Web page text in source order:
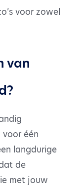
voor zowel
van
één
langdurige
de
met jouw